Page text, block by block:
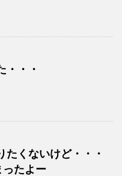
・・・
たくないけど・・・
ったよー